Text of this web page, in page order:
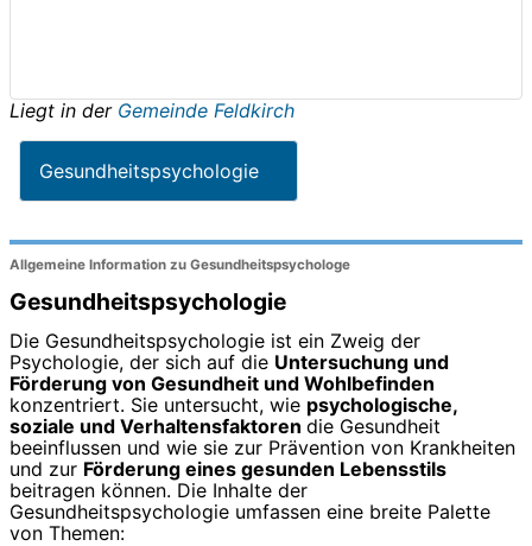
Liegt in der Gemeinde Feldkirch
Gesundheitspsychologie
Allgemeine Information zu Gesundheitspsychologe
Gesundheitspsychologie
Die Gesundheitspsychologie ist ein Zweig der
Psychologie, der sich auf die Untersuchung und
Förderung von Gesundheit und Wohlbefinden
konzentriert. Sie untersucht, wie psychologische,
soziale und Verhaltensfaktoren die Gesundheit
beeinflussen und wie sie zur Prävention von Krankheiten
und zur Förderung eines gesunden Lebensstils
beitragen können. Die Inhalte der
Gesundheitspsychologie umfassen eine breite Palette
von Themen: